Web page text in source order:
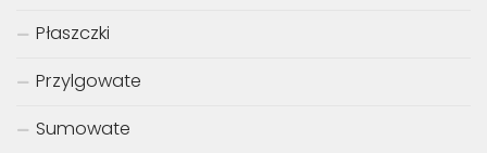
Płaszczki
Przylgowate
Sumowate